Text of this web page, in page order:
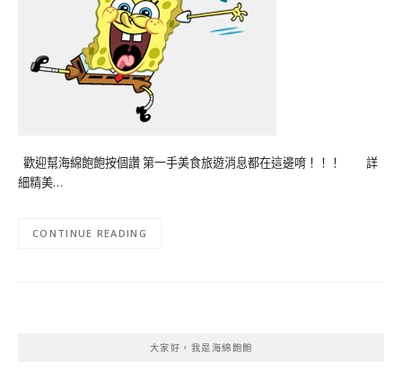
歡迎幫海綿飽飽按個讚 第一手美食旅遊消息都在這邊唷！！！ 詳
細精美…
CONTINUE READING
大家好，我是海綿飽飽